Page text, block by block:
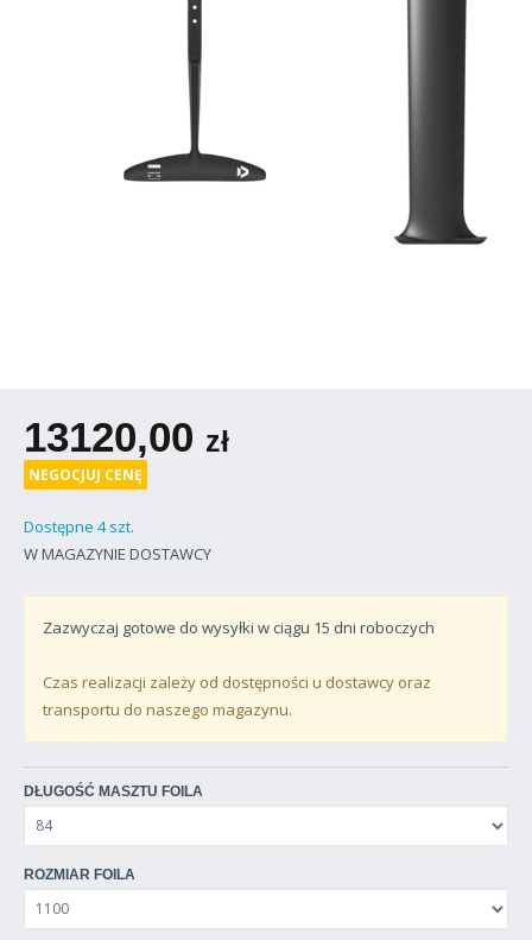
13120,00 zł
NEGOCJUJ CENĘ
Dostępne 4 szt.
W MAGAZYNIE DOSTAWCY
Zazwyczaj gotowe do wysyłki w ciągu 15 dni roboczych
Czas realizacji zależy od dostępności u dostawcy oraz
transportu do naszego magazynu.
DŁUGOŚĆ MASZTU FOILA
ROZMIAR FOILA